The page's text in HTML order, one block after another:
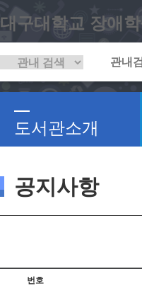
대구대학교 장애
도서관소개
공지사항
번호